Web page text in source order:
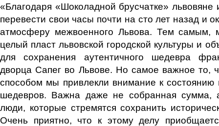
«Благодаря «Шоколадной брусчатке» львовяне
перевести свои часы почти на сто лет назад и
атмосферу межвоенного Львова. Тем самым,
целый пласт львовской городской культуры и
для сохранения аутентичного шедевра
дворца Сапег во Львове. Но самое важное то,
способом мы привлекли внимание к состоянию
шедевров. Важна даже не собранная сумма,
люди, которые стремятся сохранить
Очень приятно, что к этому делу